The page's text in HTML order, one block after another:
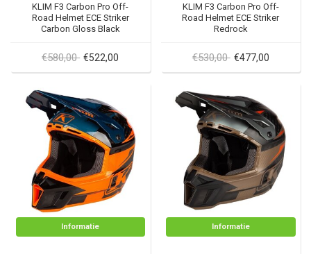
KLIM F3 Carbon Pro Off-
Road Helmet ECE Striker
Carbon Gloss Black
€580,00 €522,00
KLIM F3 Carbon Pro Off-
Road Helmet ECE Striker
Redrock
€530,00 €477,00
Informatie Informatie